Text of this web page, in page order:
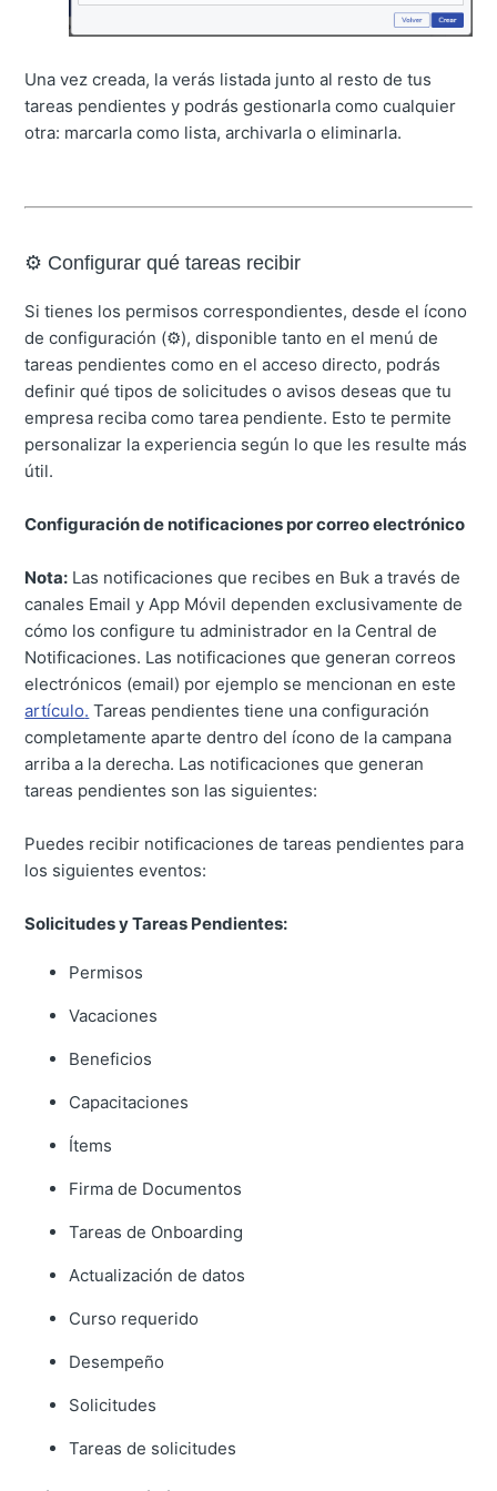
Una vez creada, la verás listada junto al resto de tus
tareas pendientes y podrás gestionarla como cualquier
otra: marcarla como lista, archivarla o eliminarla.
⚙️ Configurar qué tareas recibir
Si tienes los permisos correspondientes, desde el ícono
de configuración (⚙️), disponible tanto en el menú de
tareas pendientes como en el acceso directo, podrás
definir qué tipos de solicitudes o avisos deseas que tu
empresa reciba como tarea pendiente. Esto te permite
personalizar la experiencia según lo que les resulte más
útil.
Configuración de notificaciones por correo electrónico
Nota: Las notificaciones que recibes en Buk a través de
canales Email y App Móvil dependen exclusivamente de
cómo los configure tu administrador en la Central de
Notificaciones. Las notificaciones que generan correos
electrónicos (email) por ejemplo se mencionan en este
artículo. Tareas pendientes tiene una configuración
completamente aparte dentro del ícono de la campana
arriba a la derecha. Las notificaciones que generan
tareas pendientes son las siguientes:
Puedes recibir notificaciones de tareas pendientes para
los siguientes eventos:
Solicitudes y Tareas Pendientes:
Permisos
Vacaciones
Beneficios
Capacitaciones
Ítems
Firma de Documentos
Tareas de Onboarding
Actualización de datos
Curso requerido
Desempeño
Solicitudes
Tareas de solicitudes